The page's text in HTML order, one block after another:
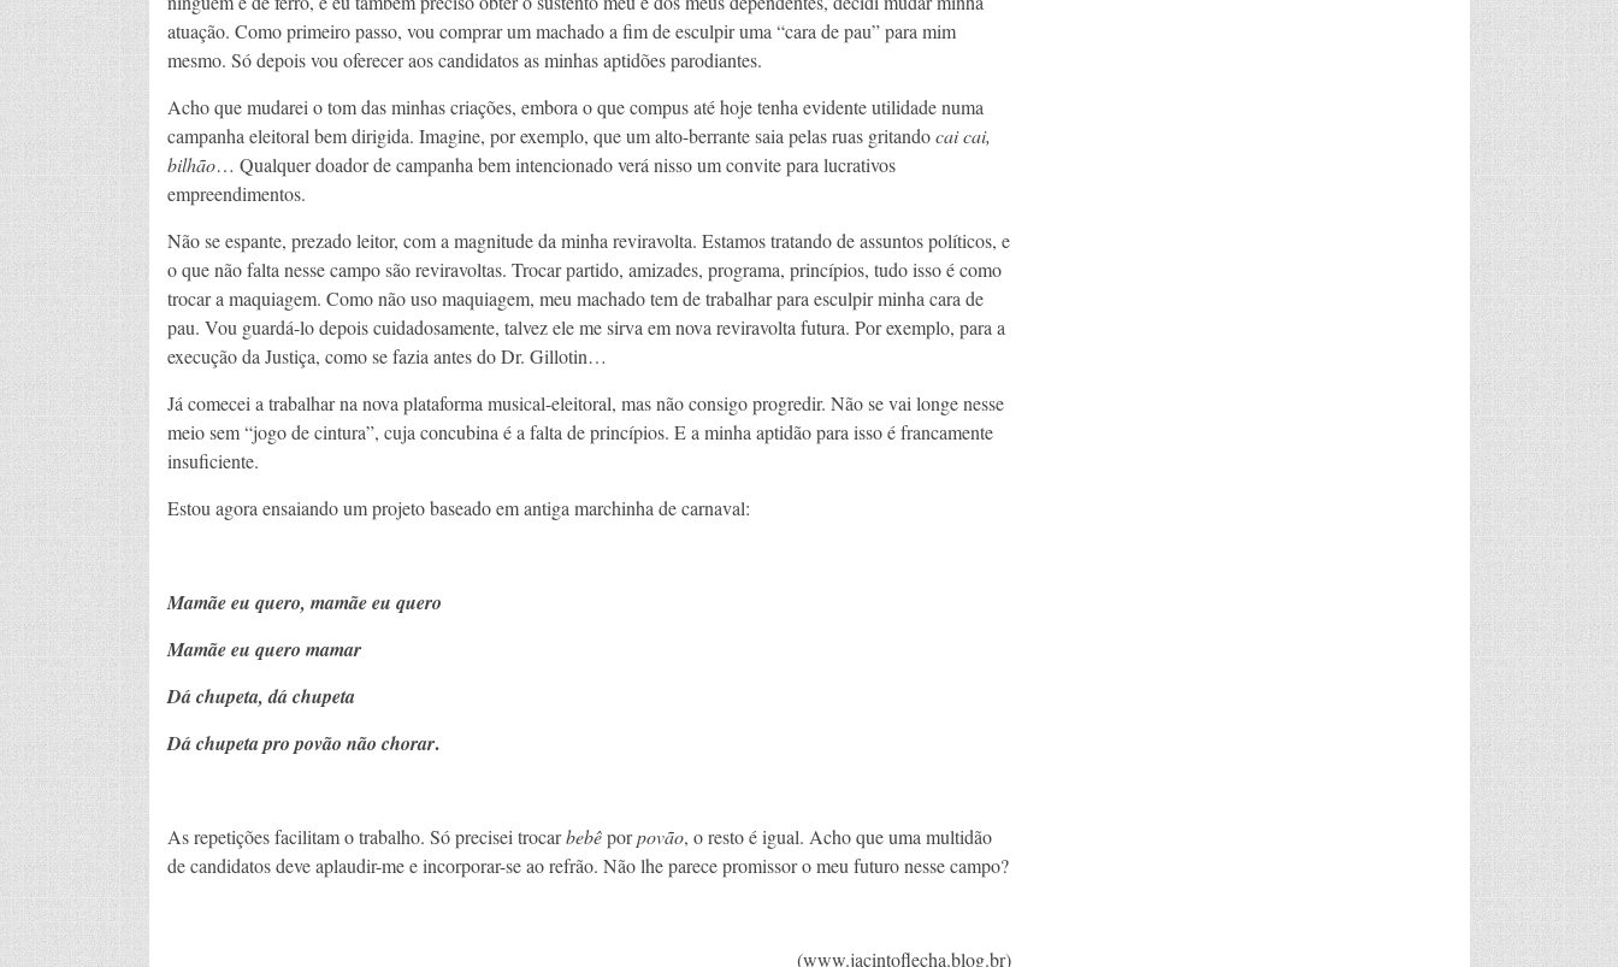
atuação. Como primeiro passo, vou comprar um machado a fim de esculpir uma “cara de pau” para mim
mesmo. Só depois vou oferecer aos candidatos as minhas aptidões parodiantes.
Acho que mudarei o tom das minhas criações, embora o que compus até hoje tenha evidente utilidade numa
campanha eleitoral bem dirigida. Imagine, por exemplo, que um alto-berrante saia pelas ruas gritandocai cai,
bilhão… Qualquer doador de campanha bem intencionado verá nisso um convite para lucrativos
empreendimentos.
Não se espante, prezado leitor, com a magnitude da minha reviravolta. Estamos tratando de assuntos políticos, e
o que não falta nesse campo são reviravoltas. Trocar partido, amizades, programa, princípios, tudo isso é como
trocar a maquiagem. Como não uso maquiagem, meu machado tem de trabalhar para esculpir minha cara de
pau. Vou guardá-lo depois cuidadosamente, talvez ele me sirva em nova reviravolta futura. Por exemplo, para a
execução da Justiça, como se fazia antes do Dr. Gillotin…
Já comecei a trabalhar na nova plataforma musical-eleitoral, mas não consigo progredir. Não se vai longe nesse
meio sem “jogo de cintura”, cuja concubina é a falta de princípios. E a minha aptidão para isso é francamente
insuficiente.
Estou agora ensaiando um projeto baseado em antiga marchinha de carnaval:
Mamãe eu quero, mamãe eu quero
Mamãe eu quero mamar
Dá chupeta, dá chupeta
Dá chupeta pro povão não chorar.
As repetições facilitam o trabalho. Só precisei trocarbebêporpovão, o resto é igual. Acho que uma multidão
de candidatos deve aplaudir-me e incorporar-se ao refrão. Não lhe parece promissor o meu futuro nesse campo?
(www.jacintoflecha.blog.br)